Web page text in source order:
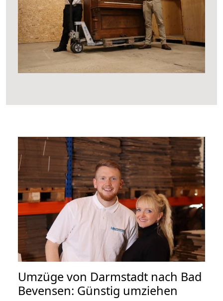
Umzüge von Darmstadt nach Bad
Bevensen: Günstig umziehen